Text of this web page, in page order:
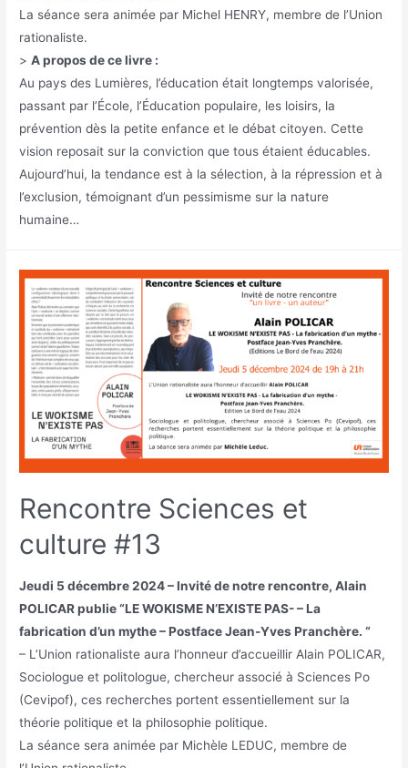
La séance sera animée par Michel HENRY, membre de l’Union
rationaliste.
>A propos de ce livre :
Au pays des Lumières, l’éducation était longtemps valorisée,
passant par l’École, l’Éducation populaire, les loisirs, la
prévention dès la petite enfance et le débat citoyen. Cette
vision reposait sur la conviction que tous étaient éducables.
Aujourd’hui, la tendance est à la sélection, à la répression et à
l’exclusion, témoignant d’un pessimisme sur la nature
humaine…
Rencontre Sciences et
culture #13
Jeudi 5 décembre 2024 – Invité de notre rencontre, Alain
POLICAR publie “LE WOKISME N’EXISTE PAS- – La
fabrication d’un mythe – Postface Jean-Yves Pranchère. “
– L’Union rationaliste aura l’honneur d’accueillir Alain POLICAR,
Sociologue et politologue, chercheur associé à Sciences Po
(Cevipof), ces recherches portent essentiellement sur la
théorie politique et la philosophie politique.
La séance sera animée par Michèle LEDUC, membre de